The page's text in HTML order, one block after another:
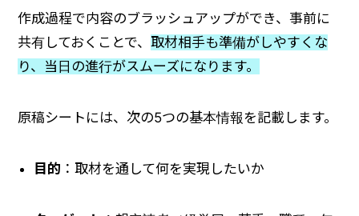
作成過程で内容のブラッシュアップができ、事前に
共有しておくことで、取材相手も準備がしやすくな
り、当日の進行がスムーズになります。
原稿シートには、次の5つの基本情報を記載します。
目的 ：取材を通して何を実現したいか